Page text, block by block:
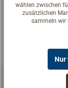
passende
wählen zwischen
zusätzlichen
sammeln wir
Nur